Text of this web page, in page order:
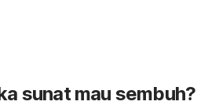
sunat mau sembuh?